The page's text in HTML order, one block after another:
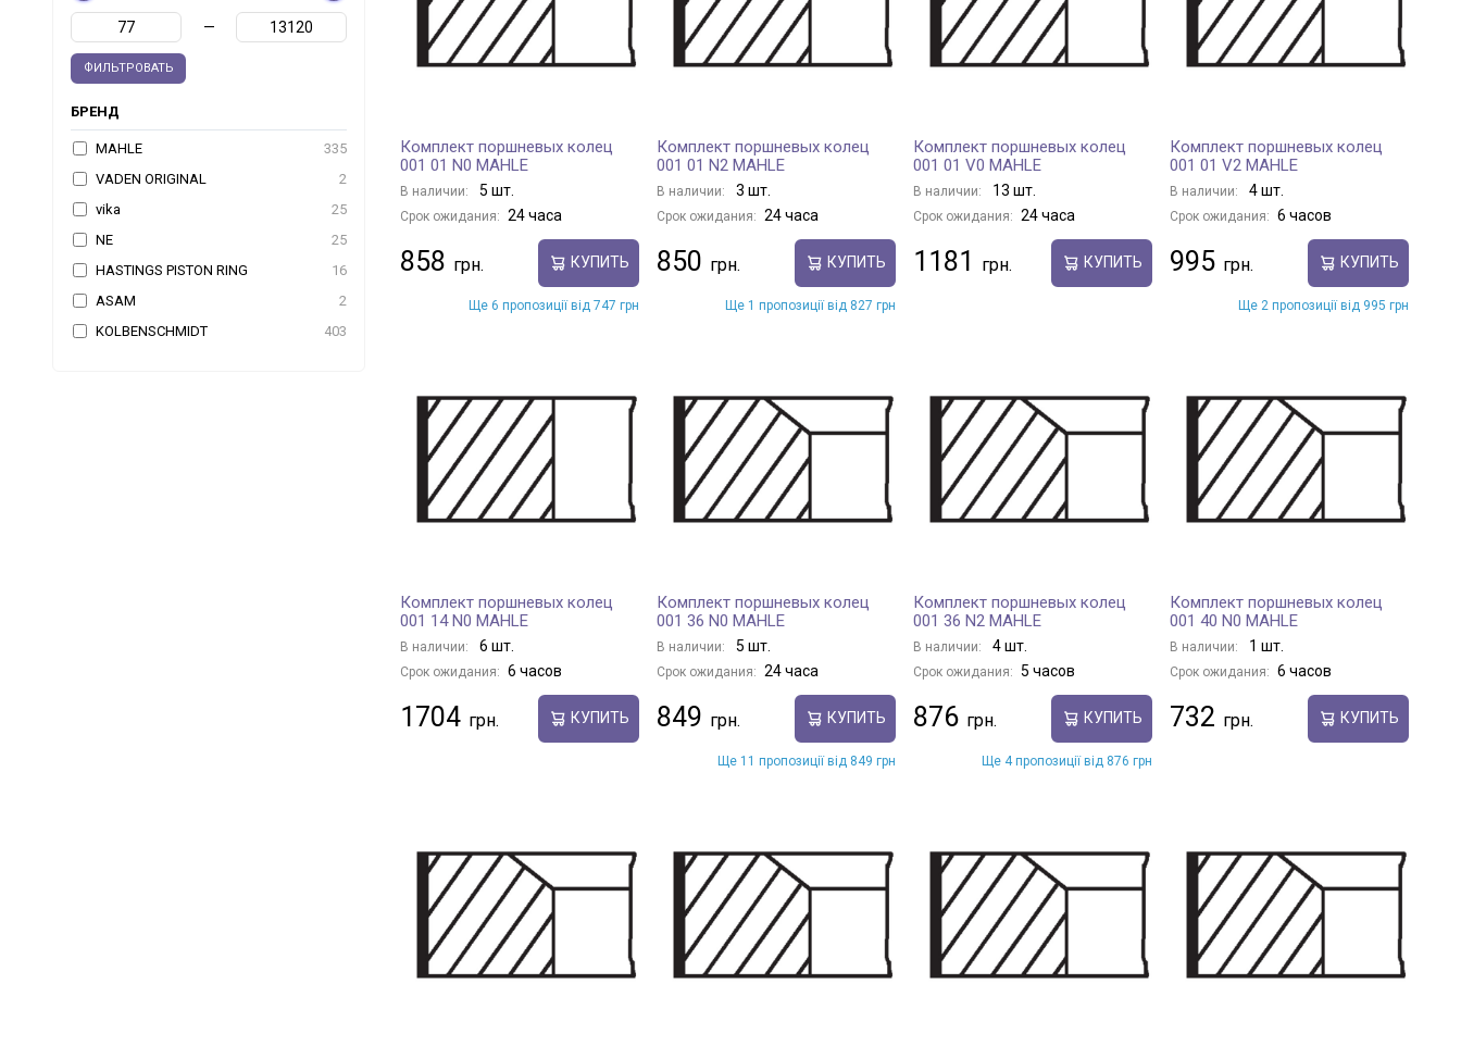
—
ФИЛЬТРОВАТЬ
БРЕНД
MAHLE
335
VADEN ORIGINAL
2
vika
25
NE
25
HASTINGS PISTON RING
16
ASAM
2
KOLBENSCHMIDT
403
Комплект поршневых колец
001 01 N0 MAHLE
В наличии: 5 шт.
Срок ожидания: 24 часа
858 КУПИТЬ
Ще 6 пропозиції від 747 грн
Комплект поршневых колец
001 01 N2 MAHLE
В наличии: 3 шт.
Срок ожидания: 24 часа
850 КУПИТЬ
Ще 1 пропозиції від 827 грн
Комплект поршневых колец
001 01 V0 MAHLE
В наличии: 13 шт.
Срок ожидания: 24 часа
1181 КУПИТЬ
Комплект поршневых колец
001 01 V2 MAHLE
В наличии: 4 шт.
Срок ожидания: 6 часов
995 КУПИТЬ
Ще 2 пропозиції від 995 грн
Комплект поршневых колец
001 14 N0 MAHLE
В наличии: 6 шт.
Срок ожидания: 6 часов
1704 КУПИТЬ
Комплект поршневых колец
001 36 N0 MAHLE
В наличии: 5 шт.
Срок ожидания: 24 часа
849 КУПИТЬ
Ще 11 пропозиції від 849 грн
Комплект поршневых колец
001 36 N2 MAHLE
В наличии: 4 шт.
Срок ожидания: 5 часов
876 КУПИТЬ
Ще 4 пропозиції від 876 грн
Комплект поршневых колец
001 40 N0 MAHLE
В наличии: 1 шт.
Срок ожидания: 6 часов
732 КУПИТЬ